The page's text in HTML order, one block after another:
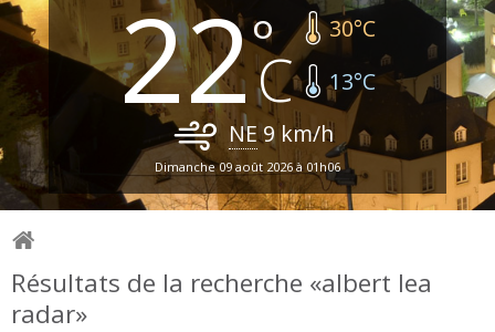
22 30°C
13°C
NE9 km/h
Dimanche 09 août 2026 à 01h06
Résultats de la recherche «albert lea
radar»